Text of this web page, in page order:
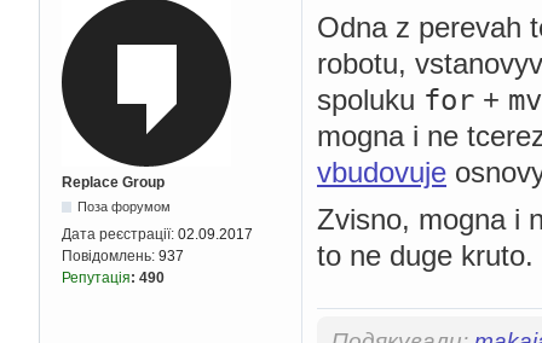
Replace Group
Поза форумом
Дата реєстрації: 02.09.2017
Повідомлень: 937
Репутація: 490
Odna z perevah
robotu,
spoluku for + mv
mogna i ne
vbudovuje
Zvisno, mogna i
to ne duge kruto.